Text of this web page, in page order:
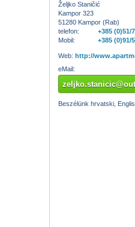
Željko Staničić
Kampor 323
51280 Kampor (Rab)
telefon:
+385 (0)51/
Mobil:
+385 (0)91/
Web: http://
eMail:
Beszélünk hrvatski,